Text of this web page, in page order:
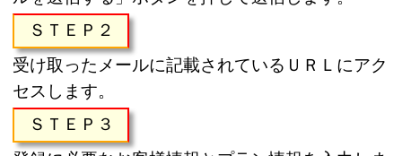
ＳＴＥＰ２
受け取ったメールに記載されているＵＲＬにアク
セスします。
ＳＴＥＰ３